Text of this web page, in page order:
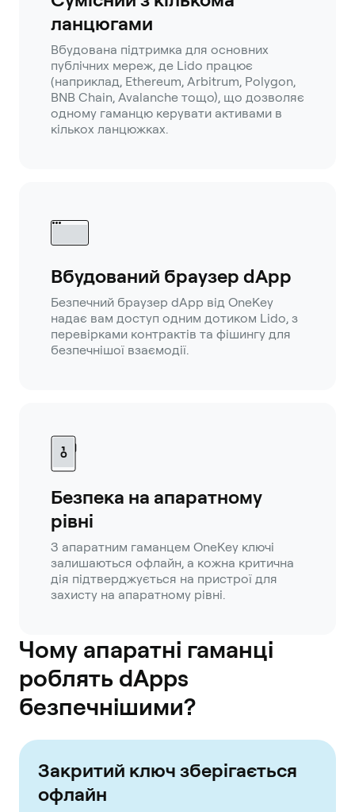
ланцюгами
Вбудована підтримка для основних
публічних мереж, де Lido працює
(наприклад, Ethereum, Arbitrum, Polygon,
BNB Chain, Avalanche тощо), що дозволяє
одному гаманцю керувати активами в
кількох ланцюжках.
Вбудований браузер dApp
Безпечний браузер dApp від OneKey
надає вам доступ одним дотиком Lido, з
перевірками контрактів та фішингу для
безпечнішої взаємодії.
Безпека на апаратному
рівні
З апаратним гаманцем OneKey ключі
залишаються офлайн, а кожна критична
дія підтверджується на пристрої для
захисту на апаратному рівні.
Чому апаратні гаманці
роблять dApps
безпечнішими?
Закритий ключ зберігається
офлайн